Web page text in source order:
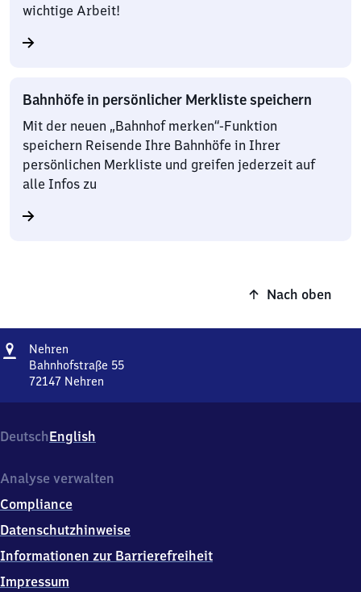
wichtige Arbeit!
Bahnhöfe in persönlicher Merkliste speichern
Mit der neuen „Bahnhof merken“-Funktion
speichern Reisende Ihre Bahnhöfe in Ihrer
persönlichen Merkliste und greifen jederzeit auf
alle Infos zu
Nach oben
Adresse
Nehren
Bahnhofstraße 55
72147 Nehren
55,
7
1
7
Nehren
DeutschEnglish
Analyse verwalten
Compliance
Datenschutzhinweise
Informationen zur Barrierefreiheit
Impressum